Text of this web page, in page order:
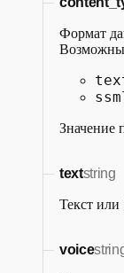
Формат
textstring
Текст или
voice